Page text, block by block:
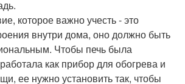
которое важно учесть - это
внутри дома, оно должно быть
Чтобы печь была
как прибор для обогрева и
ее нужно установить так, чтобы